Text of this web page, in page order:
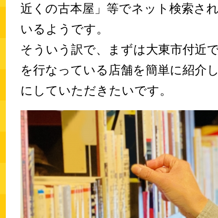
近くの古本屋」等でネット検索さ
いるようです。
そういう訳で、まずは大東市付近
を行なっている店舗を簡単に紹介
にしていただきたいです。